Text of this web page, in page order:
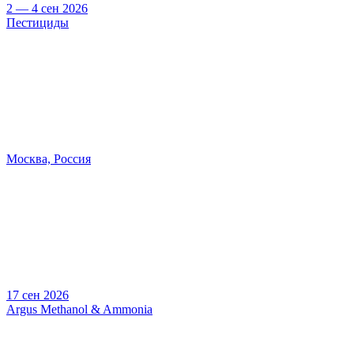
2 — 4 сен 2026
Пестициды
Москва, Россия
17 сен 2026
Argus Methanol & Ammonia